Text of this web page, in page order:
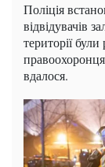
Поліція
відвідувачів
території
вдалося.